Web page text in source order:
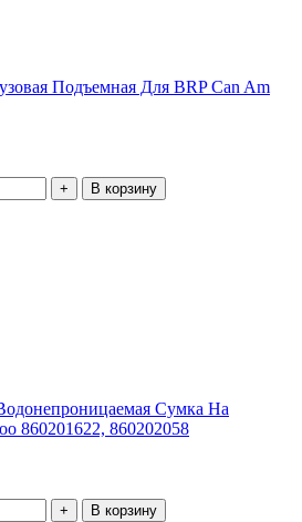
Подъемная Для BRP Can Am
В корзину
Сумка На
860201622, 860202058
В корзину